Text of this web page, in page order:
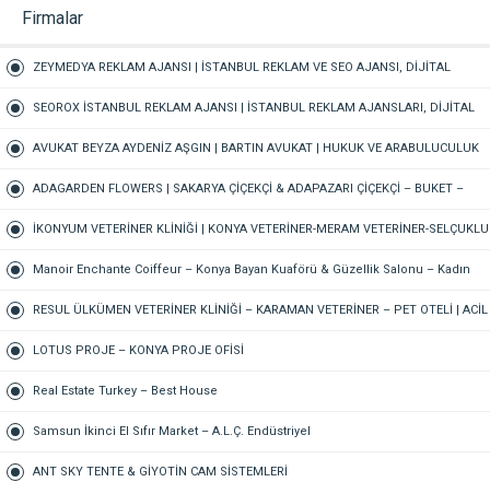
Firmalar
ZEYMEDYA REKLAM AJANSI | İSTANBUL REKLAM VE SEO AJANSI, DİJİTAL
PAZARLAMA AJANSI, SOSYAL MEDYA AJANSI, 360 REKLAM
SEOROX İSTANBUL REKLAM AJANSI | İSTANBUL REKLAM AJANSLARI, DİJİTAL
PAZARLAMA AJANSI, SEO AJANSI & SOSYAL MEDYA AJANSI
AVUKAT BEYZA AYDENİZ AŞGIN | BARTIN AVUKAT | HUKUK VE ARABULUCULUK
BÜROSU – AİLE, CEZA, İŞ HUKUKU, BOŞANMA AVUKATI
ADAGARDEN FLOWERS | SAKARYA ÇİÇEKÇİ & ADAPAZARI ÇİÇEKÇİ – BUKET –
GELİN ÇİÇEĞİ – DÜĞÜN-NİŞAN – ORGANİZASYON – ONLINE SİPARİŞ
İKONYUM VETERİNER KLİNİĞİ | KONYA VETERİNER-MERAM VETERİNER-SELÇUKLU
VETERİNER-KARATAY | ACİL-7/24 NÖBETÇİ VETERİNER KLİNİĞİ
Manoir Enchante Coiffeur – Konya Bayan Kuaförü & Güzellik Salonu – Kadın
Kuaförü – Meram Kuaför – Bayan Kuaförü – Konya Kuaför
RESUL ÜLKÜMEN VETERİNER KLİNİĞİ – KARAMAN VETERİNER – PET OTELİ | ACİL
VETERİNER – 7/24 AÇIK NÖBETÇİ VETERİNER KLİNİĞİ
LOTUS PROJE – KONYA PROJE OFİSİ
Real Estate Turkey – Best House
Samsun İkinci El Sıfır Market – A.L.Ç. Endüstriyel
ANT SKY TENTE & GİYOTİN CAM SİSTEMLERİ